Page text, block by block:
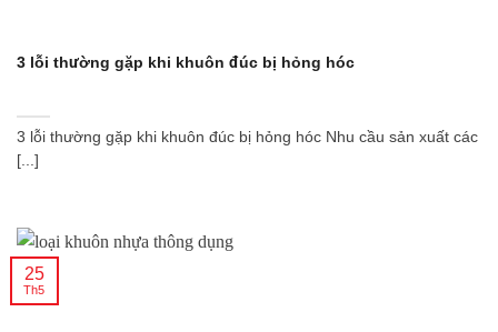
3 lỗi thường gặp khi khuôn đúc bị hỏng hóc
3 lỗi thường gặp khi khuôn đúc bị hỏng hóc Nhu cầu sản xuất các
[...]
25
Th5